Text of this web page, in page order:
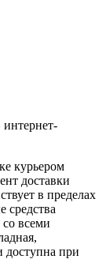
курьером
доставки
в пределах
со всеми
доступна при